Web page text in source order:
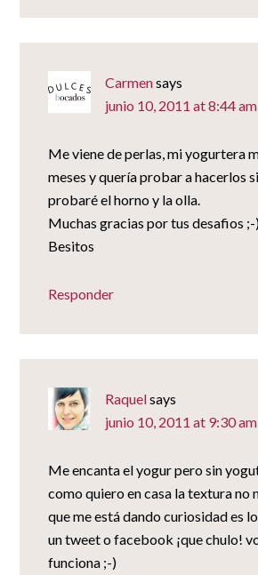
Carmensays
junio 10, 2011 at 8:44 am
Me viene de perlas, mi yogurtera
meses y quería probar a hacerlos
probaré el horno y la olla.
Muchas gracias por tus desafios ;-
Besitos
Responder
Raquelsays
junio 10, 2011 at 9:30 am
Me encanta el yogur pero sin
como quiero en casa la textura no
que me está dando curiosidad es
un tweet o facebook ¡que chulo!
funciona ;-)